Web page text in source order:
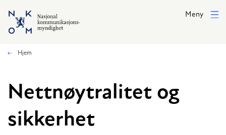
Hopp til hovedinnhold
Meny
Hjem
Nettnøytralitet og
sikkerhet